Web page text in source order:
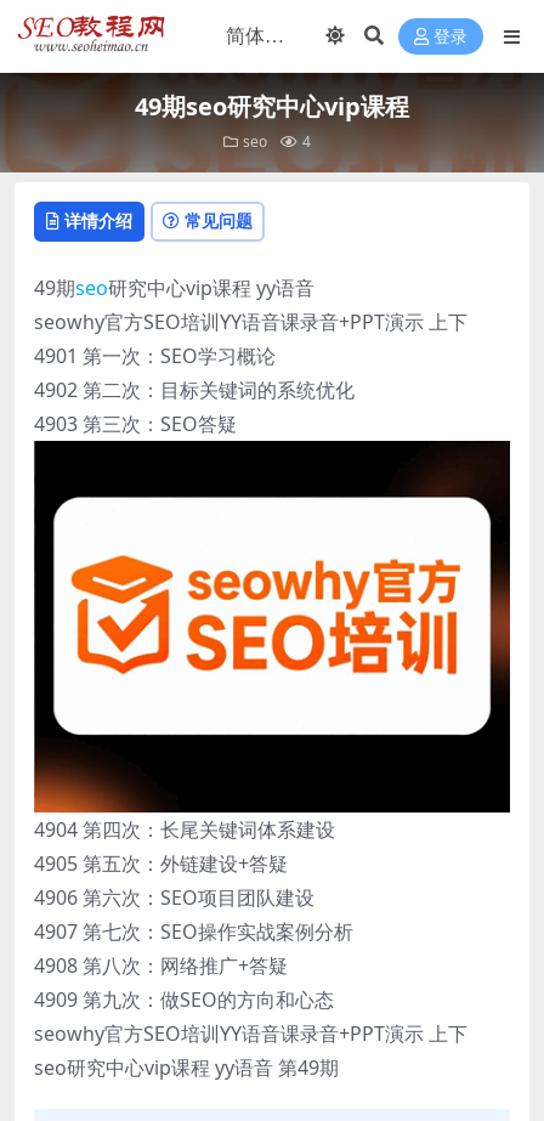
登录
49期seo研究中心vip课程
seo 4
详情介绍 常见问题
49期seo研究中心vip课程 yy语音
seowhy官方SEO培训YY语音课录音+PPT演示 上下
4901 第一次：SEO学习概论
4902 第二次：目标关键词的系统优化
4903 第三次：SEO答疑
4904 第四次：长尾关键词体系建设
4905 第五次：外链建设+答疑
4906 第六次：SEO项目团队建设
4907 第七次：SEO操作实战案例分析
4908 第八次：网络推广+答疑
4909 第九次：做SEO的方向和心态
seowhy官方SEO培训YY语音课录音+PPT演示 上下
seo研究中心vip课程 yy语音 第49期